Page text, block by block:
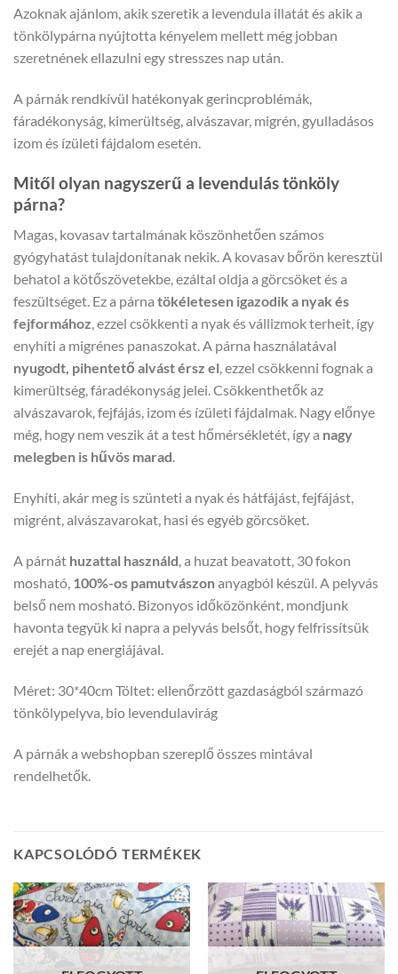
Azoknak ajánlom, akik szeretik a levendula illatát és akik a
tönkölypárna nyújtotta kényelem mellett még jobban
szeretnének ellazulni egy stresszes nap után.
A párnák rendkívül hatékonyak gerincproblémák,
fáradékonyság, kimerültség, alvászavar, migrén, gyulladásos
izom és ízületi fájdalom esetén.
Mitől olyan nagyszerű a levendulás tönköly
párna?
Magas, kovasav tartalmának köszönhetően számos
gyógyhatást tulajdonítanak nekik. A kovasav bőrön keresztül
behatol a kötőszövetekbe, ezáltal oldja a görcsöket és a
feszültséget. Ez a párna tökéletesen igazodik a nyak és
fejformához, ezzel csökkenti a nyak és vállizmok terheit, így
enyhíti a migrénes panaszokat. A párna használatával
nyugodt, pihentető alvást érsz el, ezzel csökkenni fognak a
kimerültség, fáradékonyság jelei. Csökkenthetők az
alvászavarok, fejfájás, izom és ízületi fájdalmak. Nagy előnye
még, hogy nem veszik át a test hőmérsékletét, így a nagy
melegben is hűvös marad.
Enyhíti, akár meg is szünteti a nyak és hátfájást, fejfájást,
migrént, alvászavarokat, hasi és egyéb görcsöket.
A párnát huzattal használd, a huzat beavatott, 30 fokon
mosható, 100%-os pamutvászonanyagból készül. A pelyvás
belső nem mosható. Bizonyos időközönként, mondjunk
havonta tegyük ki napra a pelyvás belsőt, hogy felfrissítsük
erejét a nap energiájával.
Méret: 30*40cm Töltet: ellenőrzött gazdaságból származó
tönkölypelyva, bio levendulavirág
A párnák a webshopban szereplő összes mintával
rendelhetők.
KAPCSOLÓDÓ TERMÉKEK